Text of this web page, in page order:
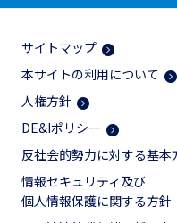
サイトマップ
本サイトの利用について
人権方針
DE&Iポリシー
反社会的勢力に対する基本
情報セキュリティ及び
個人情報保護に関する方針